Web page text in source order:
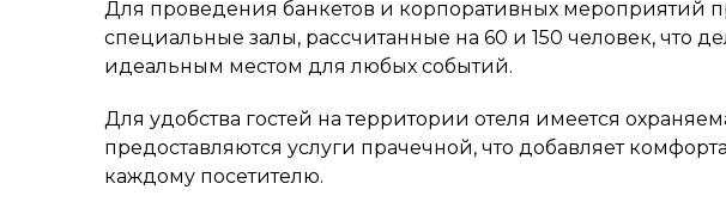
Для проведения банкетов и корпоративных мероприятий
специальные залы, рассчитанные на 60 и 150 человек, что
идеальным местом для любых событий.
Для удобства гостей на территории отеля имеется
предоставляются услуги прачечной, что добавляет
каждому посетителю.